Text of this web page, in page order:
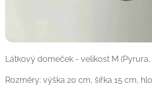
Látkový domeček - velikost M (Pyrura,
Rozměry: výška 20 cm, šířka 15 cm,